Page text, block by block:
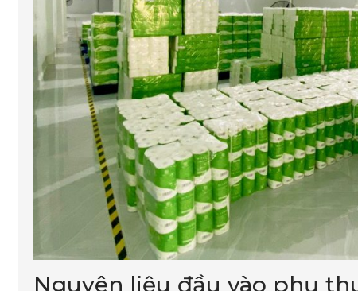
Nguyên liệu đầu vào phụ